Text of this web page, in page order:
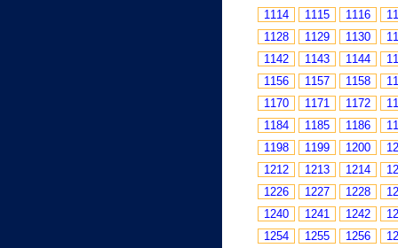
1114 1115 1116
1128
1129 1130
1142
1143 1144
1156
1157 1158
1170
1171 1172
1184
1185 1186
1198
1199 1200
1212
1213 1214
1226
1227 1228
1240
1241 1242
1254
1255 1256